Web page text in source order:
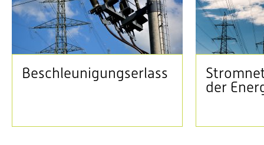
Beschleunigungserlass
der